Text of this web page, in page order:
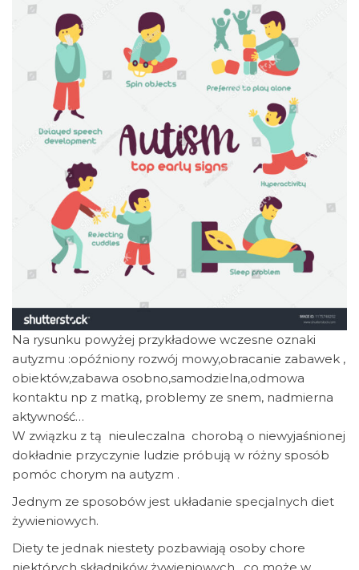
Na rysunku powyżej przykładowe wczesne oznaki
autyzmu :opóźniony rozwój mowy,obracanie zabawek ,
obiektów,zabawa osobno,samodzielna,odmowa
kontaktu np z matką, problemy ze snem, nadmierna
aktywność…
W związku z tą nieuleczalna chorobą o niewyjaśnionej
dokładnie przyczynie ludzie próbują w różny sposób
pomóc chorym na autyzm .
Jednym ze sposobów jest układanie specjalnych diet
żywieniowych.
Diety te jednak niestety pozbawiają osoby chore
niektórych składników żywieniowych , co może w